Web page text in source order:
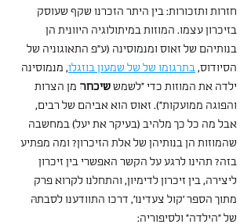
חזרות ותזכורות: בין היתר הזכרנו שקף שעוסק
בזיכרון עצמו. המוזות במיתולוגיה היוונית הן
בנותיהם של זאוס ומנמוסינה (ע”פ התאוגוניה של
הסיודוס, בתרגומו של של שמעון בוזגלו, מנמוסינה
ילדה את המוזות כדי "לשמש שיכחה מן הצרות
והפוגה ממועקות"). זאוס הוא אביהם של רבים,
אבל מה כל כך מלהיב (בעיקר את יעל) במחשבה
שהמוזות הן בנותיהן של אלת הזיכרון? ומה מפתיע
בזה? תהינו לרגע על הקשר האפשרי בין זיכרון
ליצירה, בין זיכרון לדימיון, והתחלנו לקרוא פרק
מתוך הספר 'קול צעדינו', דרכו התוודענו לסבתהּ
של "הילדה" ולסיפוריה: